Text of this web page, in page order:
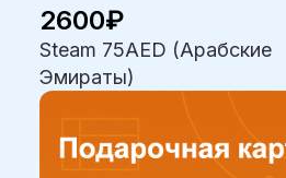
2600₽
Steam 75AED (Арабские
Эмираты)